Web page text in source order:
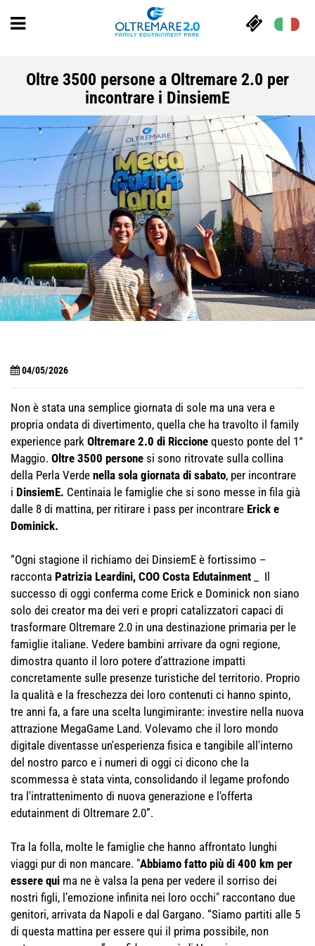
Oltre 3500 persone a Oltremare 2.0 per
incontrare i DinsiemE
04/05/2026
Non è stata una semplice giornata di sole ma una vera e
propria ondata di divertimento, quella che ha travolto il family
experience park Oltremare 2.0 di Riccione questo ponte del 1°
Maggio. Oltre 3500 persone si sono ritrovate sulla collina
della Perla Verde nella sola giornata di sabato, per incontrare
i DinsiemE. Centinaia le famiglie che si sono messe in fila già
dalle 8 di mattina, per ritirare i pass per incontrare Erick e
Dominick.
“Ogni stagione il richiamo dei DinsiemE è fortissimo –
racconta Patrizia Leardini, COO Costa Edutainment _ Il
successo di oggi conferma come Erick e Dominick non siano
solo dei creator ma dei veri e propri catalizzatori capaci di
trasformare Oltremare 2.0 in una destinazione primaria per le
famiglie italiane. Vedere bambini arrivare da ogni regione,
dimostra quanto il loro potere d’attrazione impatti
concretamente sulle presenze turistiche del territorio. Proprio
la qualità e la freschezza dei loro contenuti ci hanno spinto,
tre anni fa, a fare una scelta lungimirante: investire nella nuova
attrazione MegaGame Land. Volevamo che il loro mondo
digitale diventasse un'esperienza fisica e tangibile all'interno
del nostro parco e i numeri di oggi ci dicono che la
scommessa è stata vinta, consolidando il legame profondo
tra l'intrattenimento di nuova generazione e l'offerta
edutainment di Oltremare 2.0”.
Tra la folla, molte le famiglie che hanno affrontato lunghi
viaggi pur di non mancare. "Abbiamo fatto più di 400 km per
essere qui ma ne è valsa la pena per vedere il sorriso dei
nostri figli, l’emozione infinita nei loro occhi" raccontano due
genitori, arrivata da Napoli e dal Gargano. “Siamo partiti alle 5
di questa mattina per essere qui il prima possibile, non